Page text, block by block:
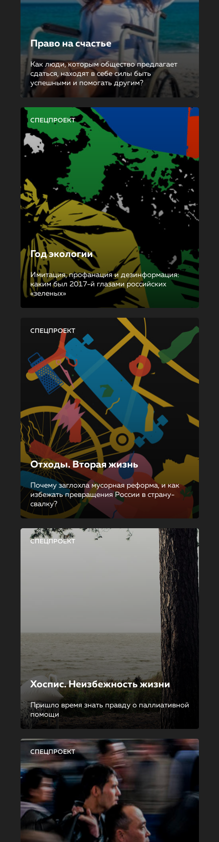
Право на счастье
Как люди, которым общество предлагает
сдаться, находят в себе силы быть
успешными и помогать другим?
СПЕЦПРОЕКТ
Год экологии
Имитация, профанация и дезинформация:
каким был 2017-й глазами российских
«зеленых»
СПЕЦПРОЕКТ
Отходы. Вторая жизнь
Почему заглохла мусорная реформа, и как
избежать превращения России в страну-
свалку?
СПЕЦПРОЕКТ
Хоспис. Неизбежность жизни
Пришло время знать правду о паллиативной
помощи
СПЕЦПРОЕКТ